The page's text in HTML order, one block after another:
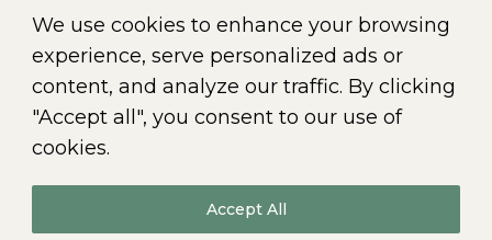
We use cookies to enhance your browsing
experience, serve personalized ads or
content, and analyze our traffic. By clicking
"Accept all", you consent to our use of
cookies.
Accept All
Fr|En